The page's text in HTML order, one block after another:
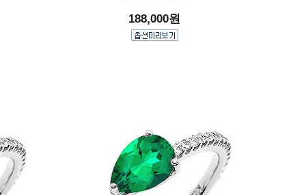
188,000원